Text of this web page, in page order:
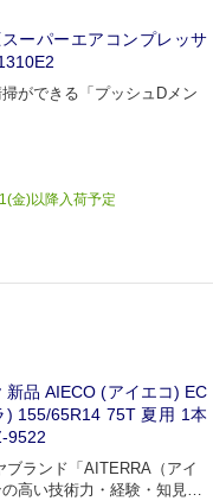
ーパーエアコンプレッサ
ができる「プッシュDメン
金)以降入荷予定
新品 AIECO (アイエコ) EC
) 155/65R14 75T 夏用 1本
9522
ブランド「AITERRA（アイ
高い技術力・経験・知見、